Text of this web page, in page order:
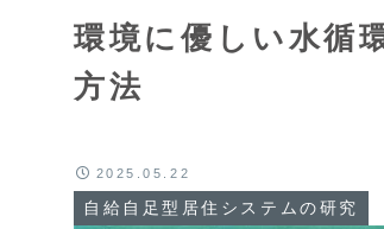
環境に優しい水循
方法
自給自足型居住システムの研究
2025.05.22